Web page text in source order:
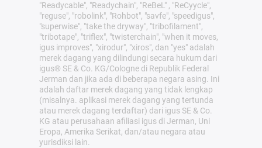
"Readycable", "Readychain", "ReBeL" , "ReCyycle",
"reguse", "robolink", "Rohbot", "savfe", "speedigus",
"superwise", "take the dryway", "tribofilament",
"tribotape", "triflex", "twisterchain", "when it moves,
igus improves", "xirodur", "xiros", dan "yes" adalah
merek dagang yang dilindungi secara hukum dari
igus® SE & Co. KG/Cologne di Republik Federal
Jerman dan jika ada di beberapa negara asing. Ini
adalah daftar merek dagang yang tidak lengkap
(misalnya. aplikasi merek dagang yang tertunda
atau merek dagang terdaftar) dari igus SE & Co.
KG atau perusahaan afiliasi igus di Jerman, Uni
Eropa, Amerika Serikat, dan/atau negara atau
yurisdiksi lain.